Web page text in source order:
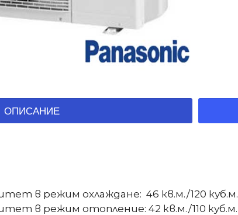
ОПИСАНИЕ
в режим охлаждане: 46 кв.м./120 куб.м.
в режим отопление: 42 кв.м./110 куб.м.